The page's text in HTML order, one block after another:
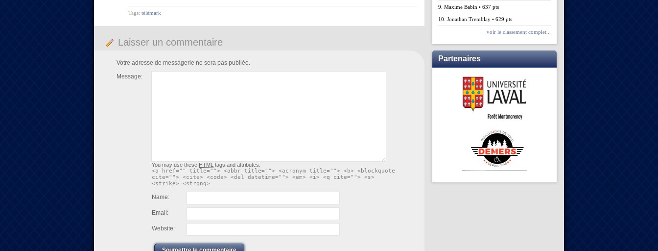
Tags: télémark
Laisser un commentaire
Votre adresse de messagerie ne sera pas publiée.
Message:
You may use these HTML tags and attributes:
<a href="" title=""> <abbr title=""> <acronym title=""> <b> <blockquote
cite=""> <cite> <code> <del datetime=""> <em> <i> <q cite=""> <s>
<strike> <strong>
Name:
Email:
Website:
9. Maxime Babin • 637 pts
10. Jonathan Tremblay • 629 pts
voir le classement complet...
Partenaires